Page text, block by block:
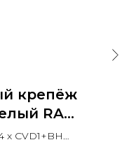
крепёж
RAL
CVD1+BH